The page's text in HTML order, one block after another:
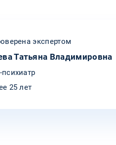
экспертом
Татьяна Владимировна
25 лет